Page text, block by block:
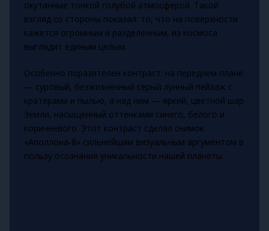
окутанные тонкой голубой атмосферой. Такой
взгляд со стороны показал: то, что на поверхности
кажется огромным и разделённым, из космоса
выглядит единым целым.
Особенно поразителен контраст: на переднем плане
— суровый, безжизненный серый лунный пейзаж с
кратерами и пылью, а над ним — яркий, цветной шар
Земли, насыщенный оттенками синего, белого и
коричневого. Этот контраст сделал снимок
«Аполлона‑8» сильнейшим визуальным аргументом в
пользу осознания уникальности нашей планеты.